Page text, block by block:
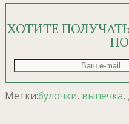
ХОТИТЕ
Метки:булочки, выпечка,